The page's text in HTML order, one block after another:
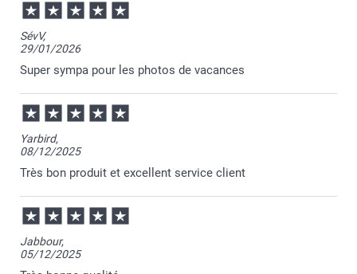
10:10
Bonjour Julie,
Je vous remercie pour votre commande et je suis
heureuse d'apprendre votre satisfaction!
Passez une belle journée.
Cordialement,
Florence@smartphoto
SévV,
29/01/2026
Super sympa pour les photos de vacances
Yarbird,
08/12/2025
Très bon produit et excellent service client
Jabbour,
05/12/2025